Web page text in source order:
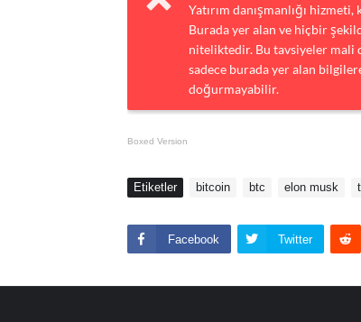
Yatırım danışmanlığı
Burada yer alan ve hiçbir
niteliktedir. Bu tavsiyeler mali
sadece burada yer alan
doğurmayabilir.
Boxed Version
Etiketler bitcoin btc elon musk
Facebook Twitter